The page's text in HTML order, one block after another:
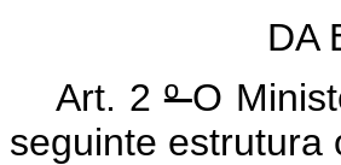
DA
Art. 2ºO
seguinte estrutura